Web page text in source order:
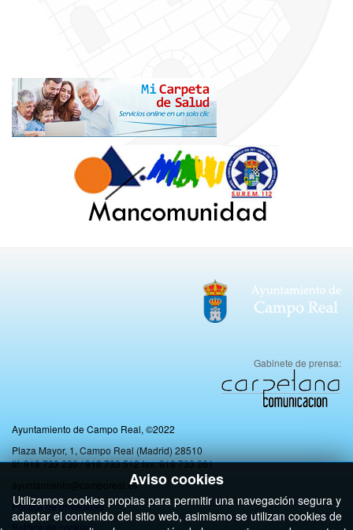
Aviso cookies
Utilizamos cookies propias para permitir una navegación segura y
adaptar el contenido del sitio web, asimismo se utilizan cookies de
Gabinete de prensa:
Ayuntamiento de Campo Real, ©2022
Plaza Mayor, 1, Campo Real (Madrid) 28510
tlf: 918 733 230 / 918 733 512 fax: 918 733 261
ayuntamiento@camporeal.es
Politica de privacidad
Política de cookies